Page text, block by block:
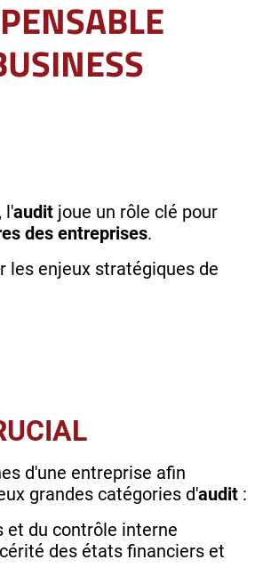
l'audit joue un rôle clé pour
des entreprises.
enjeux stratégiques de
d'une entreprise afin
grandes catégories d'audit :
et du contrôle interne
des états financiers et